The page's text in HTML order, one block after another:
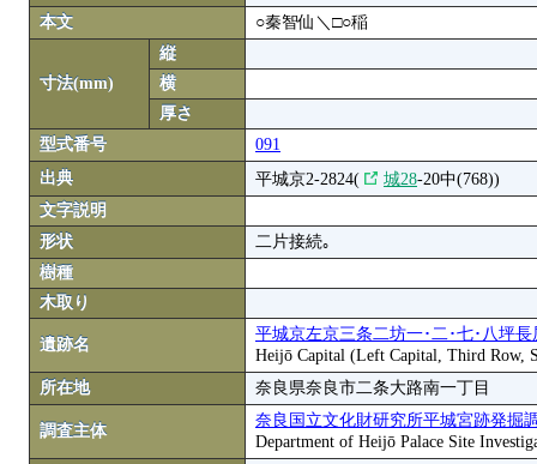
本文
○秦智仙＼□○稲
寸法(mm)
縦
横
厚さ
型式番号
091
出典
平城京2-2824( 城28-20中(768))
文字説明
形状
二片接続｡
樹種
木取り
遺跡名
平城京左京三条二坊一･二･七･八坪長
Heijō Capital (Left Capital, Third Row,
所在地
奈良県奈良市二条大路南一丁目
調査主体
奈良国立文化財研究所平城宮跡発掘
Department of Heijō Palace Site